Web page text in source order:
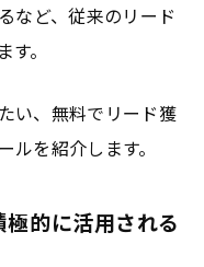
など、従来のリード
。
い、無料でリード獲
を紹介します。
的に活用される